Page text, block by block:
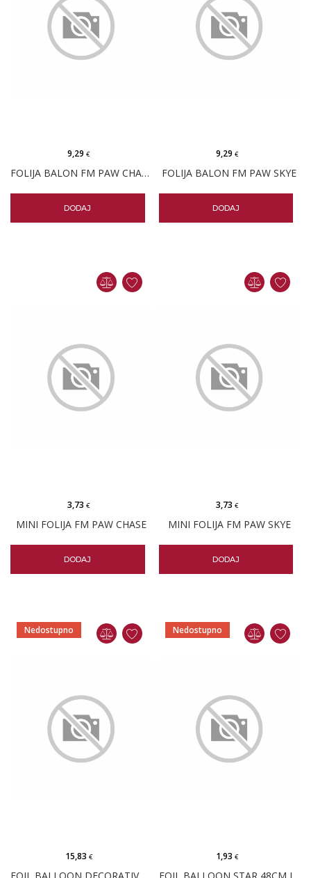
FOLIJA BALON FM PAW CHASE
9,29€
DODAJ
FOLIJA BALON FM PAW SKYE
9,29 €
DODAJ
MINI FOLIJA FM PAW CHASE
3,73€
DODAJ
MINI FOLIJA FM PAW SKYE
3,73 €
DODAJ
Nedostupno
15,83 €
Nedostupno
1,93 €